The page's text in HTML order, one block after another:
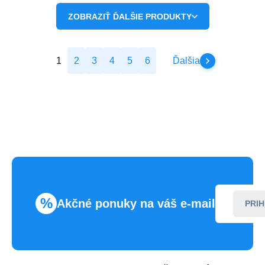
ZOBRAZIŤ ĎALŠIE PRODUKTY
1 2 3 4 5 6 Ďalšia
% Akčné ponuky na váš e-mail